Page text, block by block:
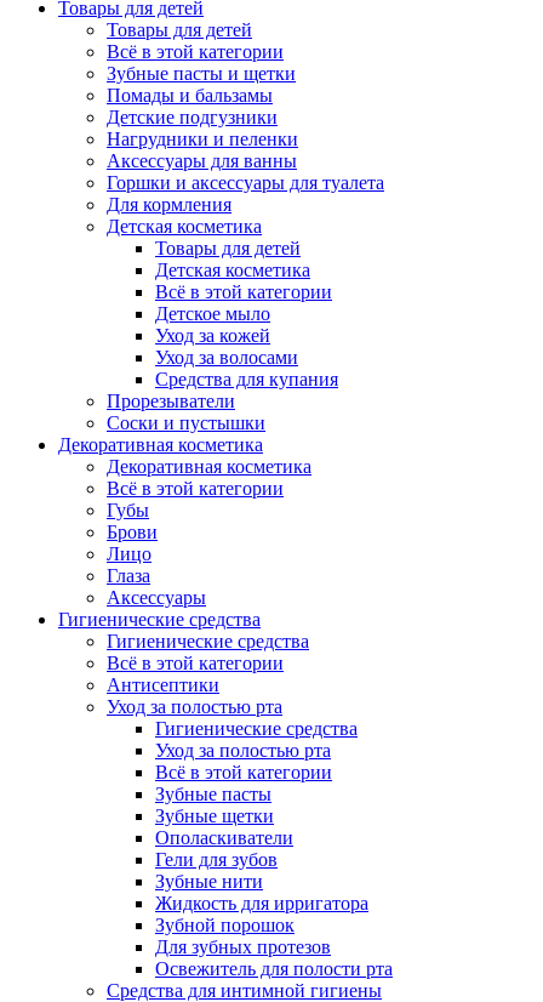
Товары для детей
Товары для детей
Всё в этой категории
Зубные пасты и щетки
Помады и бальзамы
Детские подгузники
Нагрудники и пеленки
Аксессуары для ванны
Горшки и аксессуары для туалета
Для кормления
Детская косметика
Товары для детей
Детская косметика
Всё в этой категории
Детское мыло
Уход за кожей
Уход за волосами
Средства для купания
Прорезыватели
Соски и пустышки
Декоративная косметика
Декоративная косметика
Всё в этой категории
Губы
Брови
Лицо
Глаза
Аксессуары
Гигиенические средства
Гигиенические средства
Всё в этой категории
Антисептики
Уход за полостью рта
Гигиенические средства
Уход за полостью рта
Всё в этой категории
Зубные пасты
Зубные щетки
Ополаскиватели
Гели для зубов
Зубные нити
Жидкость для ирригатора
Зубной порошок
Для зубных протезов
Освежитель для полости рта
Средства для интимной гигиены